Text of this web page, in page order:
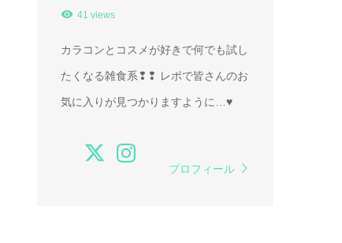
41 views
カラコンとコスメが好きで何でも試し
たくなる雑食系❢❢ レポで皆さんのお
気に入りが見つかりますように…♥
プロフィール